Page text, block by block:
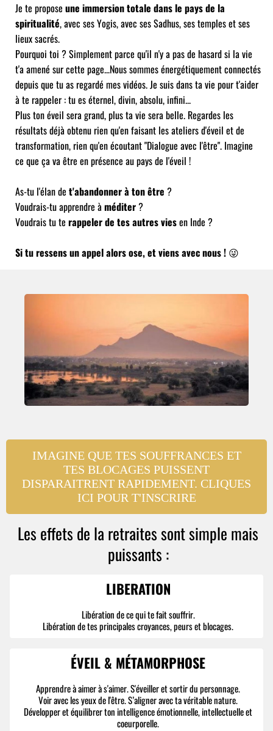
Je te propose une immersion totale dans le pays de la
spiritualité, avec ses Yogis, avec ses Sadhus, ses temples et ses
lieux sacrés.
Pourquoi toi ? Simplement parce qu'il n'y a pas de hasard si la vie
t'a amené sur cette page... ​ Nous sommes énergétiquement connectés
depuis que tu as regardé mes vidéos. Je suis dans ta vie pour t'aider
à te rappeler : tu es éternel, divin, absolu, infini...
​​Plus ton éveil sera grand, plus ta vie sera belle. Regardes les
résultats déjà obtenu rien qu'en faisant les ateliers d'éveil et de
transformation, rien qu'en écoutant "Dialogue avec l'être". Imagine
ce que ça va être en présence au pays de l'éveil !
As-tu l'élan de t'abandonner à ton être ?
Voudrais-tu apprendre àméditer ?
Voudrais tu te rappeler de tes autres viesen Inde ?
Si tu ressens un appel alors ose, et viens avec nous ! 😜
IMAGINE QUE TES SOUFFRANCES ET
TES BLOCAGES PUISSENT
DISPARAITRENT RAPIDEMENT. CLIQUES
ICI POUR T'INSCRIRE
Les effets de la retraites sont simple mais
puissants :
LIBERATION
Libération de ce qui te fait souffrir.
Libération de tes principales croyances, peurs et blocages.
ÉVEIL & MÉTAMORPHOSE
Apprendre à aimer à s'aimer. S'éveiller et sortir du personnage.
Voir avec les yeux de l'être. S’aligner avec ta véritable nature.
Développer et équilibrer ton intelligence émotionnelle, intellectuelle et
coeurporelle.